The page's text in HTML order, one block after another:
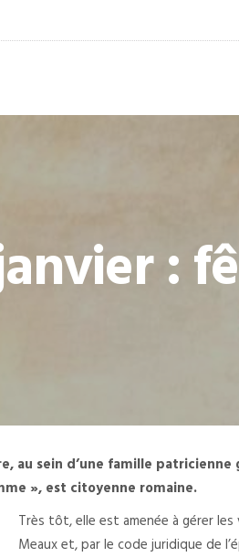
:
au sein d’une famille
», est citoyenne romaine.
Très tôt, elle est amenée à gérer
Meaux et, par le code juridique de